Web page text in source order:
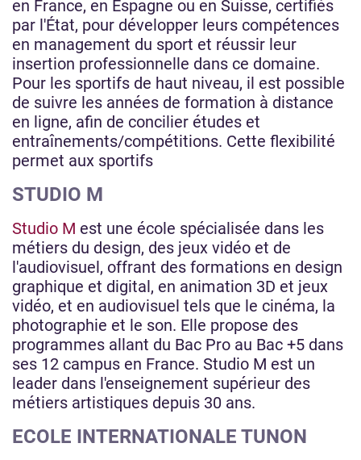
en France, en Espagne ou en Suisse, certifiés
par l'État, pour développer leurs compétences
en management du sport et réussir leur
insertion professionnelle dans ce domaine.
Pour les sportifs de haut niveau, il est possible
de suivre les années de formation à distance
en ligne, afin de concilier études et
entraînements/compétitions. Cette flexibilité
permet aux sportifs
STUDIO M
Studio M est une école spécialisée dans les
métiers du design, des jeux vidéo et de
l'audiovisuel, offrant des formations en design
graphique et digital, en animation 3D et jeux
vidéo, et en audiovisuel tels que le cinéma, la
photographie et le son. Elle propose des
programmes allant du Bac Pro au Bac +5 dans
ses 12 campus en France. Studio M est un
leader dans l'enseignement supérieur des
métiers artistiques depuis 30 ans.
ECOLE INTERNATIONALE TUNON